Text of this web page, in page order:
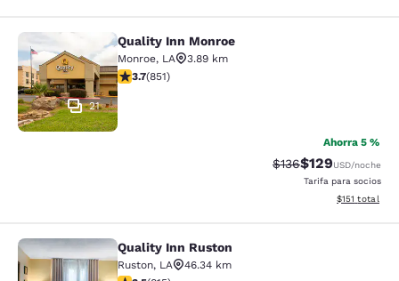
Quality Inn Monroe
21
Quality Inn Monroe
Monroe, LA
3.89 km
Calificación de 3.71 estrellas. Bueno. 851 reseñas
3.7(851)
Ahorra 5 %
Tarifa tachada:
$136Tarifa reducida:
$129USD/noche
Tarifa para socios
Ver detalles
$151 total
Quality Inn Ruston
Quality Inn Ruston
Ruston, LA
46.34 km